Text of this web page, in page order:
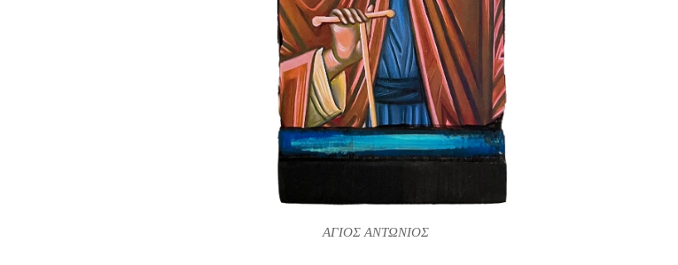
ΑΓΙΟΣ ΑΝΤΩΝΙΟΣ